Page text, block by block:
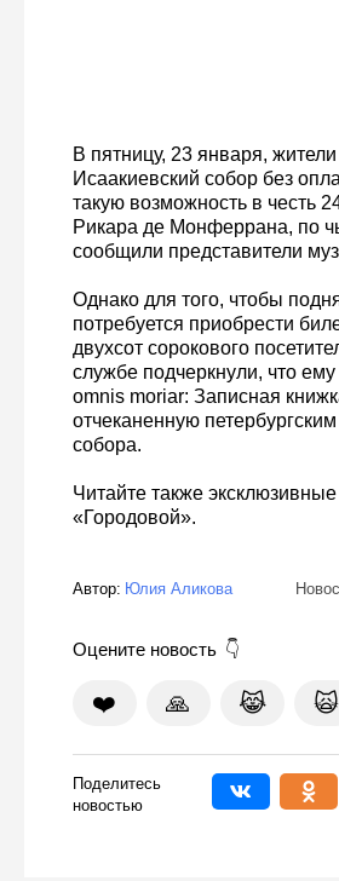
В пятницу, 23 января,
Исаакиевский собор без
такую возможность в честь
Рикара де Монферрана, по
сообщили представители
Однако для того, чтобы
потребуется приобрести
двухсот сорокового
службе подчеркнули, что
omnis moriar: Записная
отчеканенную
собора.
Читайте также
«Городовой».
Автор: Юлия Аликова
Оцените новость
❤️ 🙏 😹 🙀
Поделитесь
новостью